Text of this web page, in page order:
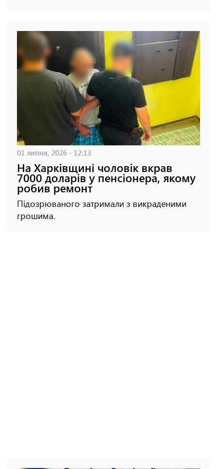
01 липня, 2026 - 12:13
На Харківщині чоловік вкрав
7000 доларів у пенсіонера, якому
робив ремонт
Підозрюваного затримали з викраденими
грошима.